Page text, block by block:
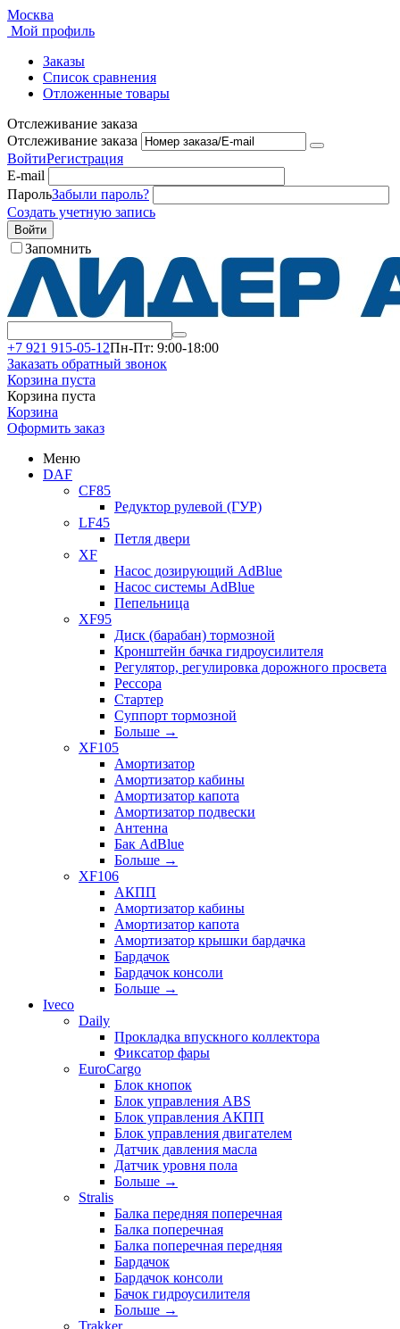
Москва
Мой профиль
Заказы
Список сравнения
Отложенные товары
Отслеживание заказа
Отслеживание заказа
ВойтиРегистрация
E-mail
ПарольЗабыли пароль?
Создать учетную запись
Войти
Запомнить
+7 921 915-05-12Пн-Пт: 9:00-18:00
Заказать обратный звонок
Корзина пуста
Корзина пуста
Корзина
Оформить заказ
Меню
DAF
CF85
Редуктор рулевой (ГУР)
LF45
Петля двери
XF
Насос дозирующий AdBlue
Насос системы AdBlue
Пепельница
XF95
Диск (барабан) тормозной
Кронштейн бачка гидроусилителя
Регулятор, регулировка дорожного просвета
Рессора
Стартер
Суппорт тормозной
Больше →
XF105
Амортизатор
Амортизатор кабины
Амортизатор капота
Амортизатор подвески
Антенна
Бак AdBlue
Больше →
XF106
АКПП
Амортизатор кабины
Амортизатор капота
Амортизатор крышки бардачка
Бардачок
Бардачок консоли
Больше →
Iveco
Daily
Прокладка впускного коллектора
Фиксатор фары
EuroCargo
Блок кнопок
Блок управления ABS
Блок управления АКПП
Блок управления двигателем
Датчик давления масла
Датчик уровня пола
Больше →
Stralis
Балка передняя поперечная
Балка поперечная
Балка поперечная передняя
Бардачок
Бардачок консоли
Бачок гидроусилителя
Больше →
Trakker